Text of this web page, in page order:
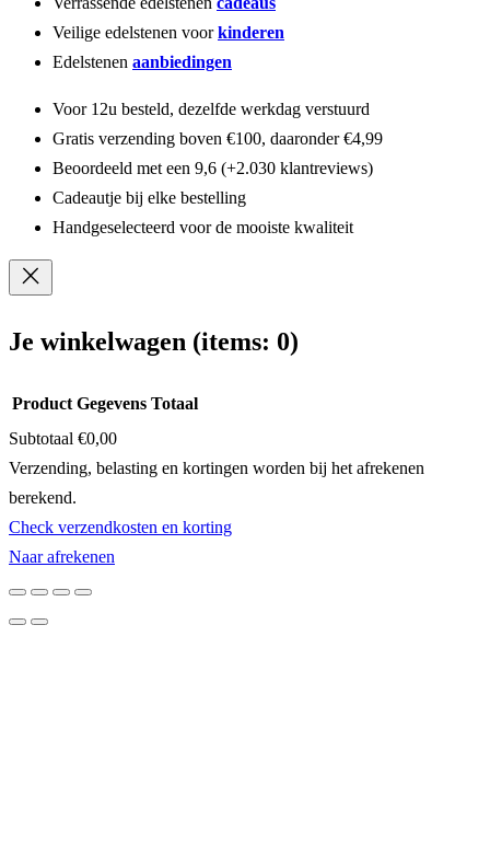
Veilige edelstenen voorkinderen
Edelstenen aanbiedingen
Voor 12u besteld, dezelfde werkdag verstuurd
Gratis verzending boven €100, daaronder €4,99
Beoordeeld met een 9,6 (+2.030 klantreviews)
Cadeautje bij elke bestelling
Handgeselecteerd voor de mooiste kwaliteit
Je winkelwagen (items: 0)
Producten
in
winkelwagen
Product Gegevens Totaal
Subtotaal €0,00
Verzending, belasting en kortingen worden bij het afrekenen
berekend.
Check verzendkosten en korting
Naar afrekenen